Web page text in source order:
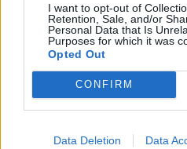
I want to opt-out of
Retention, Sale, and/or
Personal Data that Is
Purposes for which it was
Opted Out
CONFIRM
Data Deletion Data